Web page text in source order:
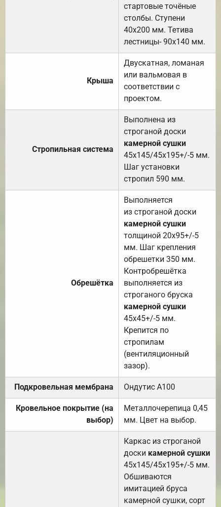
стартовые точёные
столбы. Ступени
40х200 мм. Тетива
лестницы- 90х140 мм.
Крыша
Двускатная, ломаная
или вальмовая в
соответствии с
проектом.
Стропильная система
Выполнена из
строганой доски
камерной сушки
45х145/45х195+/-5 мм.
Шаг установки
стропил 590 мм.
Обрешётка
Выполняется
из строганой доски
камерной сушки
толщиной 20х95+/-5
мм. Шаг крепления
обрешетки 350 мм.
Контробрешётка
выполняется из
строганого бруска
камерной сушки
45х45+/-5 мм.
Крепится по
стропилам
(вентиляционный
зазор).
Подкровельная мембрана Ондутис А100
Кровельное покрытие (на
выбор)
Металлочерепица 0,45
мм. Цвет на выбор.
Каркас из строганой
доски камерной сушки
45х145/45х195+/-5 мм.
Обшиваются
имитацией бруса
камерной сушки, сорт